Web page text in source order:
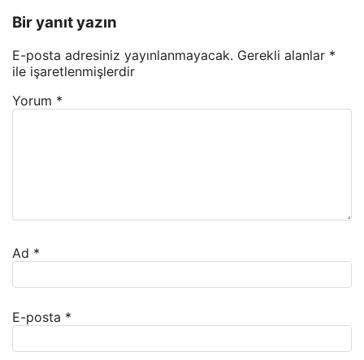
Bir yanıt yazın
E-posta adresiniz yayınlanmayacak. Gerekli alanlar *
ile işaretlenmişlerdir
Yorum *
Ad *
E-posta *